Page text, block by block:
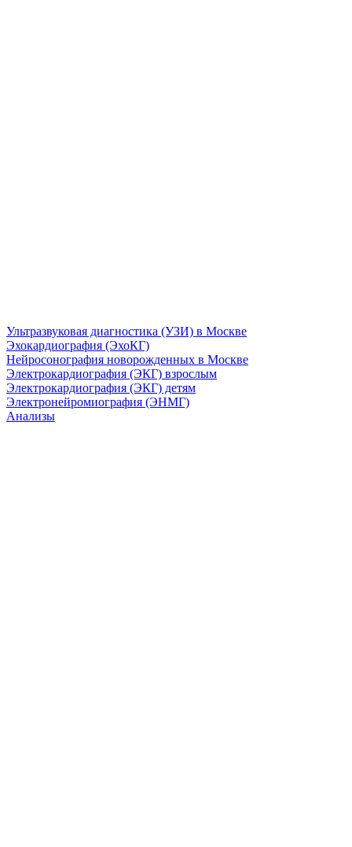
Ультразвуковая диагностика (УЗИ) в Москве
Эхокардиография (ЭхоКГ)
Нейросонография новорожденных в Москве
Электрокардиография (ЭКГ) взрослым
Электрокардиография (ЭКГ) детям
Электронейромиография (ЭНМГ)
Анализы